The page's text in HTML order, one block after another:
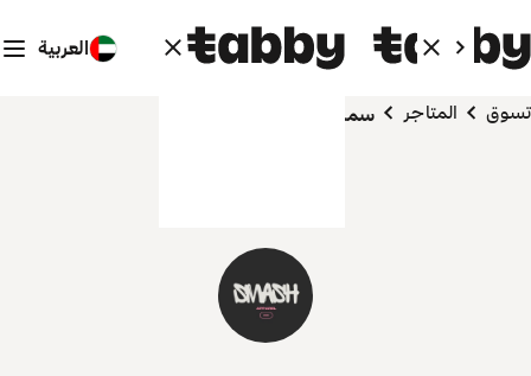
العربية
تسوق المتاجر سماش للملابس